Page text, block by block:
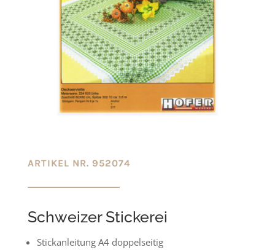
ARTIKEL NR. 952074
Schweizer Stickerei
Stickanleitung A4 doppelseitig